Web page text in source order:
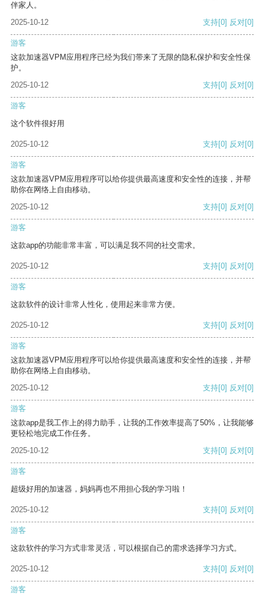
伴家人。
2025-10-12
支持[0] 反对[0]
游客
这款加速器VPM应用程序已经为我们带来了无限的隐私保护和安全性保
护。
2025-10-12
支持[0] 反对[0]
游客
这个软件很好用
2025-10-12 支持[0] 反对[0]
游客
这款加速器VPM应用程序可以给你提供最高速度和安全性的连接，并帮
助你在网络上自由移动。
2025-10-12
支持[0] 反对[0]
游客
这款app的功能非常丰富，可以满足我不同的社交需求。
2025-10-12 支持[0] 反对[0]
游客
这款软件的设计非常人性化，使用起来非常方便。
2025-10-12 支持[0] 反对[0]
游客
这款加速器VPM应用程序可以给你提供最高速度和安全性的连接，并帮
助你在网络上自由移动。
2025-10-12
支持[0] 反对[0]
游客
这款app是我工作上的得力助手，让我的工作效率提高了50%，让我能够
更轻松地完成工作任务。
2025-10-12
支持[0] 反对[0]
游客
超级好用的加速器，妈妈再也不用担心我的学习啦！
2025-10-12 支持[0] 反对[0]
游客
这款软件的学习方式非常灵活，可以根据自己的需求选择学习方式。
2025-10-12 支持[0] 反对[0]
游客